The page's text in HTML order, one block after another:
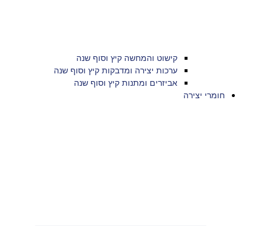
קישוט והמחשה קיץ וסוף שנה
ערכות יצירה ומדבקות קיץ וסוף שנה
אביזרים ומתנות קיץ וסוף שנה
חומרי יצירה